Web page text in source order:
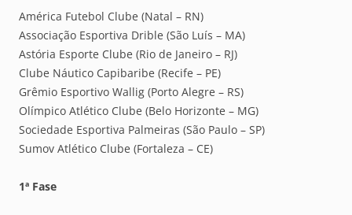
América Futebol Clube (Natal – RN)
Associação Esportiva Drible (São Luís – MA)
Astória Esporte Clube (Rio de Janeiro – RJ)
Clube Náutico Capibaribe (Recife – PE)
Grêmio Esportivo Wallig (Porto Alegre – RS)
Olímpico Atlético Clube (Belo Horizonte – MG)
Sociedade Esportiva Palmeiras (São Paulo – SP)
Sumov Atlético Clube (Fortaleza – CE)
1ª Fase